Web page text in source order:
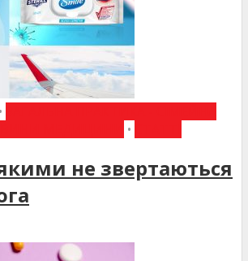
•
•
не звертаються